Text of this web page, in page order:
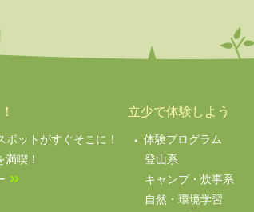
ポットがすぐそこに！
喫！
立少で体験しよう
体験プログラム
登山系
キャンプ・炊事系
自然・環境学習